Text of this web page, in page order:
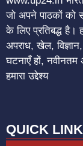
जो अपने पाठकों को
के लिए प्रतिबद्ध है।
अपराध, खेल,
घटनाएँ हों, नवीनतम
हमारा उद्देश्य
QUICK